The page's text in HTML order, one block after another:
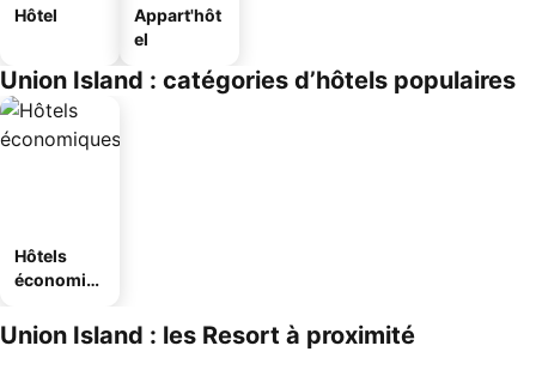
Hôtel
Appart'hôt
el
Union Island : catégories d’hôtels populaires
Hôtels
économiq
Union Island : les Resort à proximité